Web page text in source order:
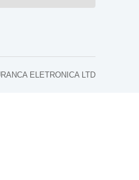
ELETRONICA LTD